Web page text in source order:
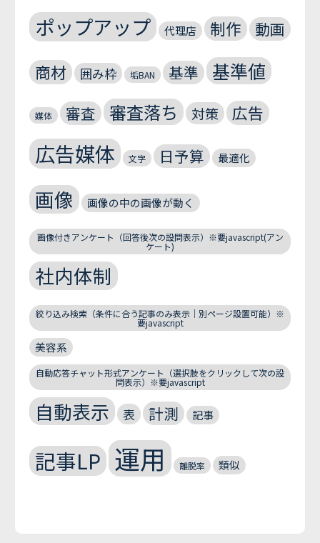
ポップアップ 代理店 制作 動画
商材 囲み枠 垢BAN 基準 基準値
媒体 審査 審査落ち 対策 広告
広告媒体 文字 日予算 最適化
画像 画像の中の画像が動く
画像付きアンケート（回答後次の設問表示）※要javascript(アン
ケート)
社内体制
絞り込み検索（条件に合う記事のみ表示｜別ページ設置可能）※
要javascript
美容系
自動応答チャット形式アンケート（選択肢をクリックして次の設
問表示）※要javascript
自動表示 表 計測 記事
記事LP 運用 離脱率 類似